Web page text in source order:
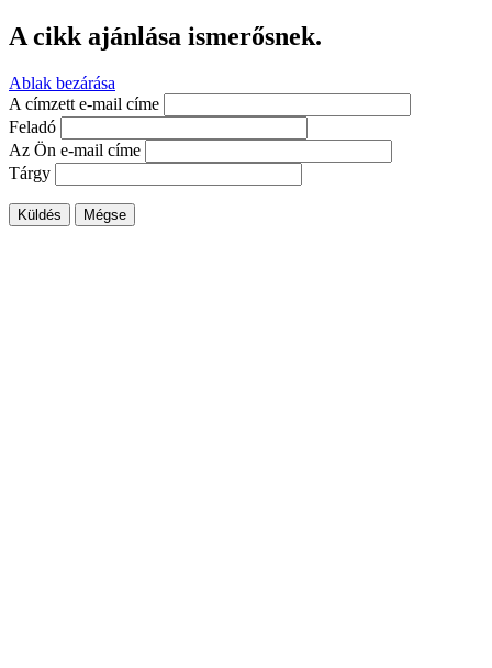
A cikk ajánlása ismerősnek.
Ablak bezárása
A címzett e-mail címe
Feladó
Az Ön e-mail címe
Tárgy
Küldés Mégse